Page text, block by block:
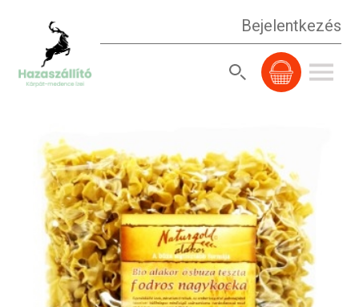
Bejelentkezés